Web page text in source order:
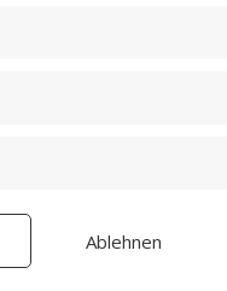
Ablehnen